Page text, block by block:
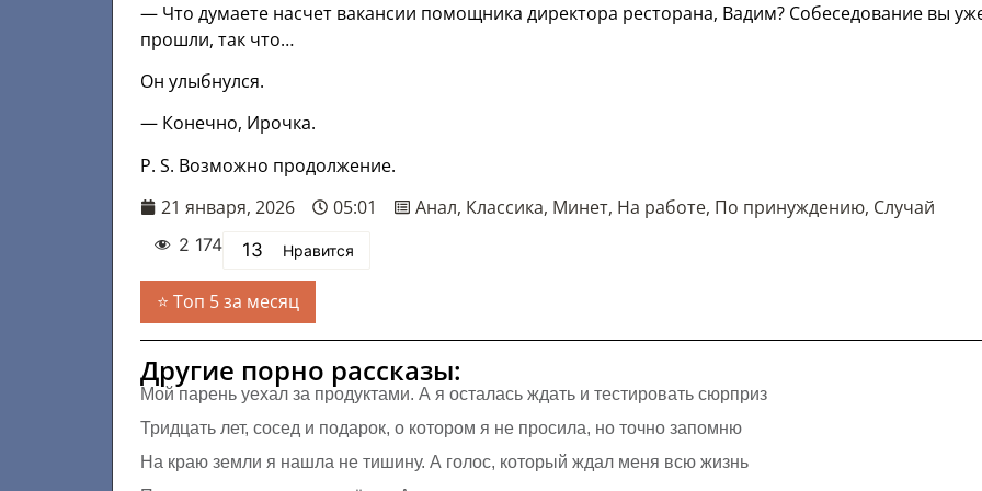
— Что думаете насчет вакансии помощника директора ресторана, Вадим? Собеседование вы
прошли, так что…
Он улыбнулся.
— Конечно, Ирочка.
P. S. Возможно продолжение.
21 января, 2026
05:01 Анал, Классика, Минет, На работе, По принуждению, Случай
2 174 13 Нравится
Топ 5 за месяц
Другие порно рассказы:
Мой парень уехал за продуктами. А я осталась ждать и тестировать сюрприз
Тридцать лет, сосед и подарок, о котором я не просила, но точно запомню
На краю земли я нашла не тишину. А голос, который ждал меня всю жизнь